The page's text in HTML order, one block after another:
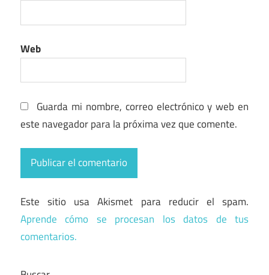
Web
Guarda mi nombre, correo electrónico y web en
este navegador para la próxima vez que comente.
Este sitio usa Akismet para reducir el spam.
Aprende cómo se procesan los datos de tus
comentarios.